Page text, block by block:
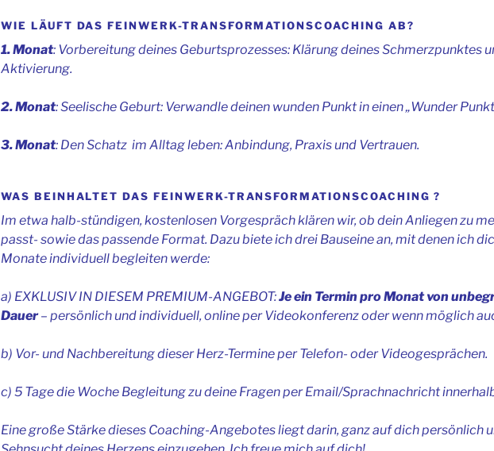
WIE LÄUFT DAS FEINWERK-TRANSFORMATIONSCOACHING AB?
1. Monat: Vorbereitung deines Geburtsprozesses: Klärung deines Schmerzpunktes
Aktivierung.
2. Monat: Seelische Geburt: Verwandle deinen wunden Punkt in einen „Wunder
3. Monat: Den Schatz im Alltag leben: Anbindung, Praxis und Vertrauen.
WAS BEINHALTET DAS FEINWERK-TRANSFORMATIONSCOACHING ?
Im etwa halb-stündigen, kostenlosen Vorgespräch klären wir, ob dein Anliegen zu
passt- sowie das passende Format. Dazu biete ich drei Bauseine an, mit denen ich
Monate individuell begleiten werde:
a) EXKLUSIV IN DIESEM PREMIUM-ANGEBOT:Je ein Termin proMonat von
Dauer– persönlich und individuell, online per Videokonferenz oder wenn möglich
b) Vor- und Nachbereitung dieser Herz-Termine per Telefon- oder Videogesprächen.
c) 5 Tage die Woche Begleitung zu deine Fragen per Email/Sprachnachricht
Eine große Stärke dieses Coaching-Angebotes liegt darin, ganz auf dich persönlich